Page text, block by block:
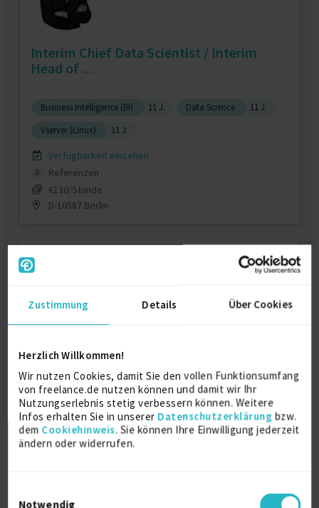
Zustimmung Details Über Cookies
Herzlich Willkommen!
Wir nutzen Cookies, damit Sie den vollen Funktionsumfang
von freelance.de nutzen können und damit wir Ihr
Nutzungserlebnis stetig verbessern können. Weitere
Infos erhalten Sie in unserer Datenschutzerklärung bzw.
dem Cookiehinweis. Sie können Ihre Einwilligung jederzeit
ändern oder widerrufen.
Notwendig
Interim Chief Data Scientist / Interim
Head of ...
Business Intelligence (BI) 11 J. Data Science
11 J.
Vserver (Linux)
11 J.
Verfügbarkeit einsehen
0
Referenzen
€130/Stunde
D-10587 Berlin
Experte |...
zuletzt online vor wenigen Tagen
Microsoft SQL-Server (MS SQL)
18 J.
Business Intelligence (BI)
9 J.
Verfügbarkeit einsehen